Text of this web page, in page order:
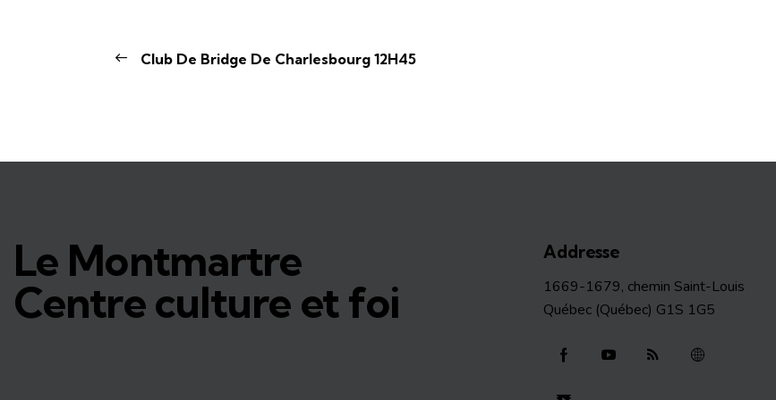
Club De Bridge De Charlesbourg 12H45
Le Montmartre
Centre culture et foi
Addresse
1669-1679, chemin Saint-Louis
Québec (Québec) G1S 1G5